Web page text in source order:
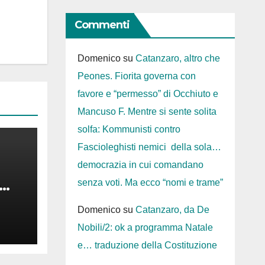
Commenti
Domenicosu Catanzaro, altro che
Peones. Fiorita governa con
favore e “permesso” di Occhiuto e
Mancuso F. Mentre si sente solita
solfa: Kommunisti contro
Fascioleghisti nemici della sola…
democrazia in cui comandano
senza voti. Ma ecco “nomi e trame”
Domenicosu Catanzaro, da De
Nobili/2: ok a programma Natale
e… traduzione della Costituzione